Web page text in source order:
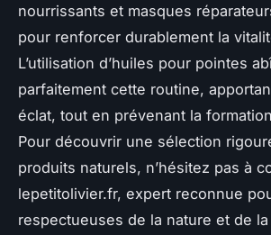
nourrissants et masques
pour renforcer durablement la
L’utilisation d’huiles pour pointes
parfaitement cette routine,
éclat, tout en prévenant la
Pour découvrir une sélection
produits naturels, n’hésitez pas à
lepetitolivier.fr, expert reconnue
respectueuses de la nature et de